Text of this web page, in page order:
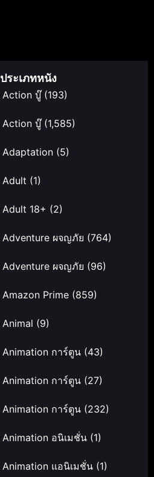
ประเภทหนัง
Action บู๊(193)
Action บู๊(1,585)
Adaptation (5)
Adult (1)
Adult 18+ (2)
Adventure ผจญภัย (764)
Adventure ผจญภัย (96)
Amazon Prime (859)
Animal (9)
Animation การ์ตูน (43)
Animation การ์ตูน (27)
Animation การ์ตูน (232)
Animation อนิเมชั่น (1)
Animation แอนิเมชั่น (1)